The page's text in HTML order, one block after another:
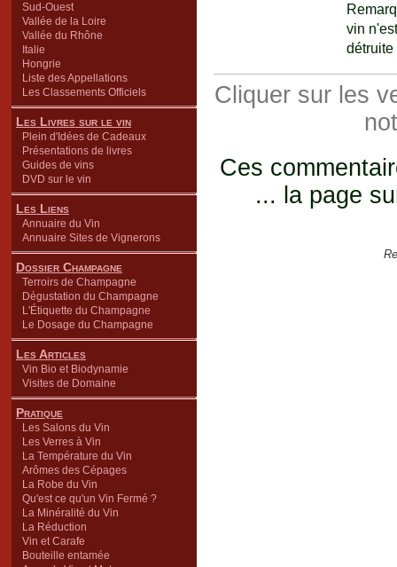
Sud-Ouest
Vallée de la Loire
Vallée du Rhône
Italie
Hongrie
Liste des Appellations
Les Classements Officiels
Les Livres sur le vin
Plein d'Idées de Cadeaux
Présentations de livres
Guides de vins
DVD sur le vin
Les Liens
Annuaire du Vin
Annuaire Sites de Vignerons
Dossier Champagne
Terroirs de Champagne
Dégustation du Champagne
L'Étiquette du Champagne
Le Dosage du Champagne
Les Articles
Vin Bio et Biodynamie
Visites de Domaine
Pratique
Les Salons du Vin
Les Verres à Vin
La Température du Vin
Arômes des Cépages
La Robe du Vin
Qu'est ce qu'un Vin Fermé ?
La Minéralité du Vin
La Réduction
Vin et Carafe
Bouteille entamée
vin
détruite
Cliquer sur les
Ces
... la page